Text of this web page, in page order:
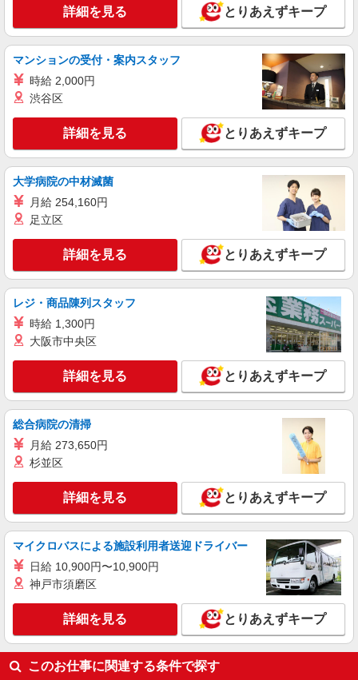
紹介予定派遣
株式会社シエロ
【ソフトバンク】の店舗スタッフ
時給1250円〜 ※残業代支給 ★交通費別途支給
+゜ 入社祝い金10万円支給(規定有) お友達を紹介
頂くと, インセンティブ支給(規定有) ★月2回払
い・週払い可能（規程有）★ ゜・。○。・゜
+゜・。○。・゜+゜
熊本県熊本市東区のsoftbankショップ
キープ 詳細を見る
紹介予定派遣
株式会社シエロ
【softbank】の携帯販売スタッフ
月給240000円〜300800円:（経験・能力によ
当） ※時間外勤務の有無にかかわらず固定残業代
は支給されます。また、相当時間を超えて時間外
勤務した場合は1分単位で残業代が追加で支給され
業代支給 ★交通費別途支給（規定あり） ゜
+゜・。○。・゜+゜・。○。・゜+゜ 入社祝い金10
ィブ支給(規定有) ゜・。○。・゜+゜・。○。・゜
熊本県熊本市東区のsoftbankショップ
キープ 詳細を見る
契約社員
ソフトバンク健軍東店
ソフトバンクショップの携帯販売スタッフ
月給 200,000円 〜 280,000円 試用期間あり 3
ヶ月 ※経験・能力による 【試用期間】時給 1050
円 〜 1100 円
■ソフトバンク健軍東店 熊本県 熊本市東区 花
詳細を見る とりあえずキープ
マンションの受付・案内スタッフ
時給 2,000円
渋谷区
詳細を見る とりあえずキープ
大学病院の中材滅菌
月給 254,160円
足立区
詳細を見る とりあえずキープ
レジ・商品陳列スタッフ
時給 1,300円
大阪市中央区
詳細を見る とりあえずキープ
総合病院の清掃
月給 273,650円
杉並区
詳細を見る とりあえずキープ
マイクロバスによる施設利用者送迎ドライバー
日給 10,900円〜10,900円
神戸市須磨区
詳細を見る とりあえずキープ
このお仕事に関連する条件で探す